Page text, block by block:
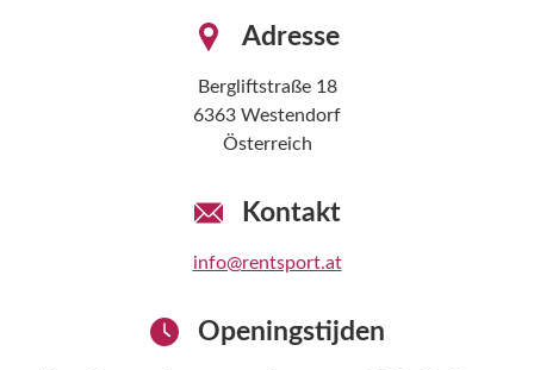
Adresse
Bergliftstraße 18
6363 Westendorf
Österreich
Kontakt
info@rentsport.at
Openingstijden